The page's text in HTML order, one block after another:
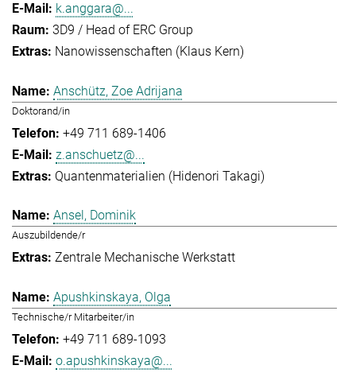
k.anggara@...
3D9 / Head of ERC Group
Nanowissenschaften (Klaus Kern)
Anschütz, Zoe Adrijana
Doktorand/in
+49 711 689-1406
z.anschuetz@...
Quantenmaterialien (Hidenori Takagi)
Ansel, Dominik
Auszubildende/r
Zentrale Mechanische Werkstatt
Apushkinskaya, Olga
Technische/r Mitarbeiter/in
+49 711 689-1093
o.apushkinskaya@...